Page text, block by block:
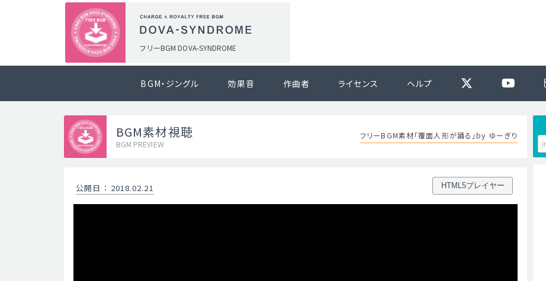
フリーBGM DOVA-SYNDROME
BGM・ジングル 効果音 作曲者 ライセンス ヘルプ
BGM素材視聴
BGM PREVIEW
フリーBGM素材「覆面人形が踊る」by ゆーぎり
公開日 ： 2018.02.21 HTML5プレイヤー